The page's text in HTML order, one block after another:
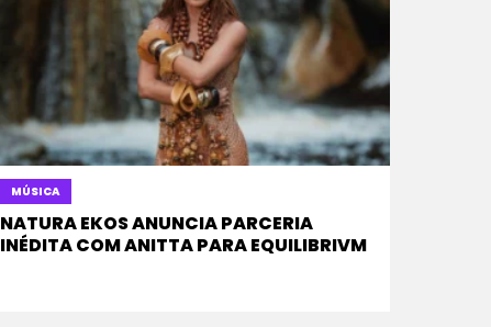
MÚSICA
NATURA EKOS ANUNCIA PARCERIA
INÉDITA COM ANITTA PARA EQUILIBRIVM